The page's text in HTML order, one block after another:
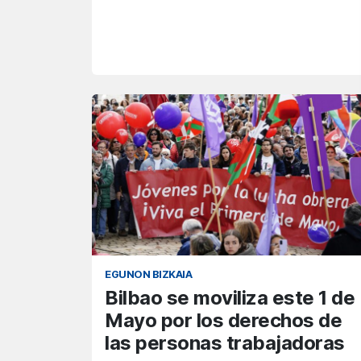
EGUNON BIZKAIA
Bilbao se moviliza este 1 de
Mayo por los derechos de
las personas trabajadoras